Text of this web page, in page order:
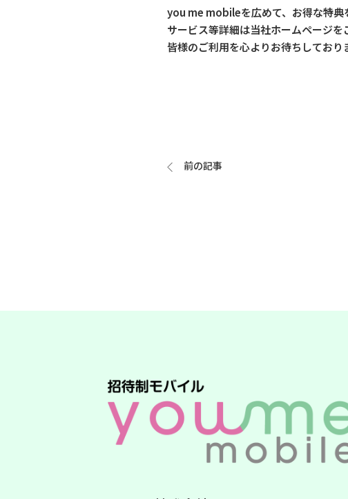
you me mobileを広めて、お得な特典
サービス等詳細は当社ホームページを
皆様のご利用を心よりお待ちしており
前の記事